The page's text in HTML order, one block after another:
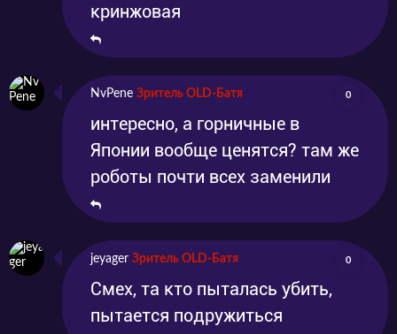
кринжовая
NvPene Зритель OLD-Батя 0
интересно, а горничные в
Японии вообще ценятся? там же
роботы почти всех заменили
jeyager Зритель OLD-Батя 0
Смех, та кто пыталась убить,
пытается подружиться